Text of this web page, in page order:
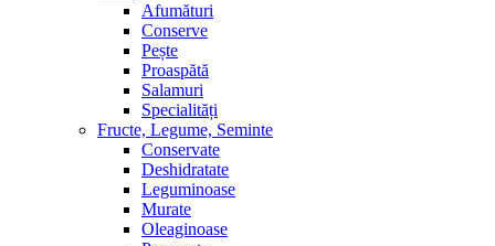
Afumături
Conserve
Pește
Proaspătă
Salamuri
Specialități
Fructe, Legume, Seminte
Conservate
Deshidratate
Leguminoase
Murate
Oleaginoase